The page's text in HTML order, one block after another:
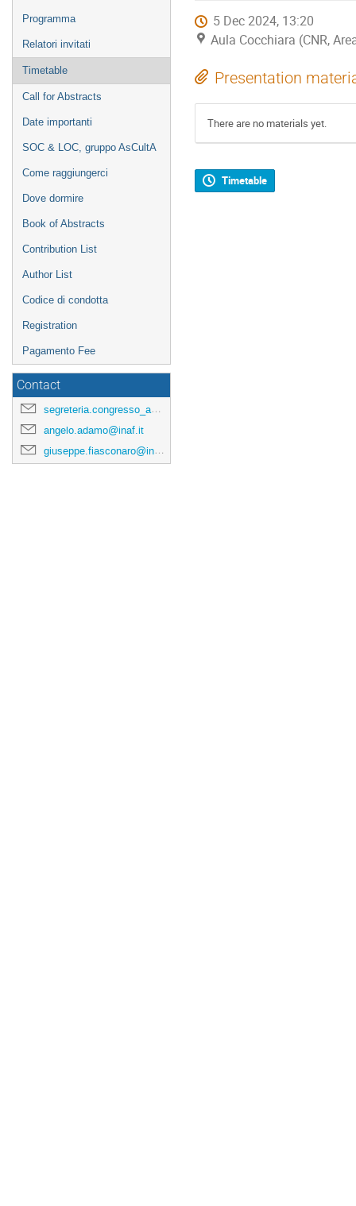
Programma
Relatori invitati
Timetable
Call for Abstracts
Date importanti
SOC & LOC, gruppo AsCultA
Come raggiungerci
Dove dormire
Book of Abstracts
Contribution List
Author List
Codice di condotta
Registration
Pagamento Fee
Contact
segreteria.congresso_asculta@ifc.inaf.it
angelo.adamo@inaf.it
giuseppe.fiasconaro@inaf.it
5 Dec 2024, 13:20
Aula Cocchiara (CNR,
Presentation
There are no materials yet.
Timetable